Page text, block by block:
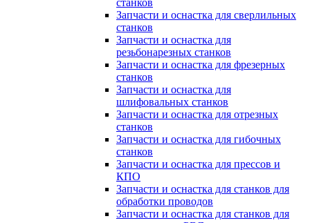
станков
Запчасти и оснастка для сверлильных
станков
Запчасти и оснастка для
резьбонарезных станков
Запчасти и оснастка для фрезерных
станков
Запчасти и оснастка для
шлифовальных станков
Запчасти и оснастка для отрезных
станков
Запчасти и оснастка для гибочных
станков
Запчасти и оснастка для прессов и
КПО
Запчасти и оснастка для станков для
обработки проводов
Запчасти и оснастка для станков для